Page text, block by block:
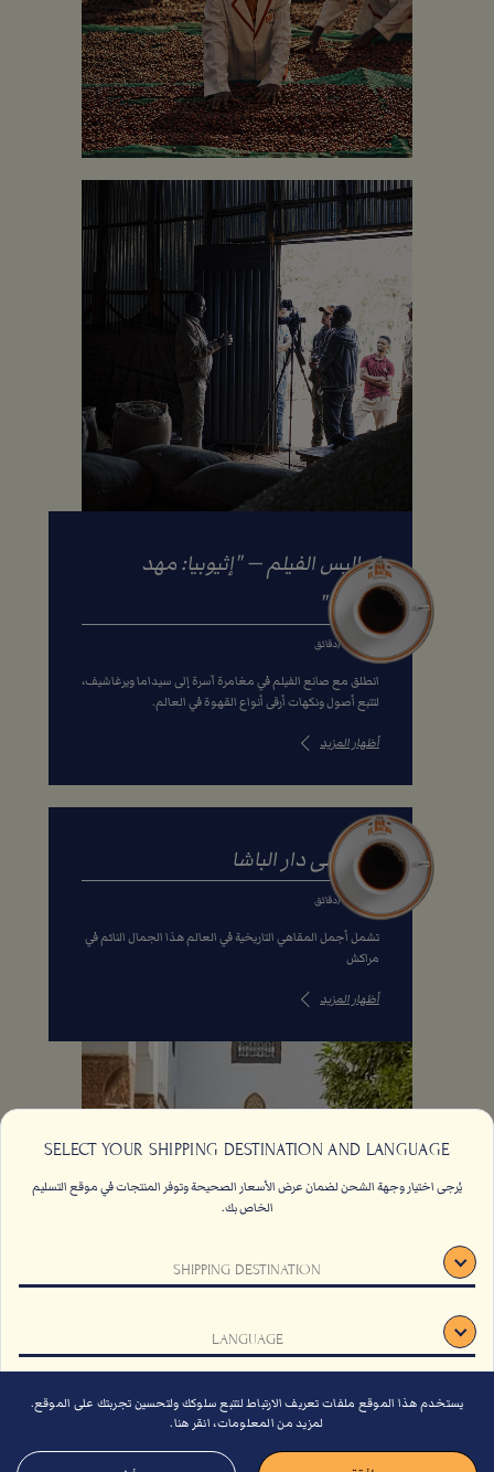
SELECT YOUR SHIPPING DESTINATION AND LANGUAGE
يُرجى اختيار وجهة الشحن لضمان عرض الأسعار الصحيحة وتوفر المنتجات في موقع التسليم
الخاص بك.
SHIPPING DESTINATION
LANGUAGE
تأكيد
كواليس الفيلم — "إثيوبيا: مهد
القهوة"
انطلق مع صانع الفيلم في مغامرة آسرة إلى سيداما ويرغاشيف،
لتتبع أصول ونكهات أرقى أنواع القهوة في العالم.
أظهار المزيد
سافر إلى دار الباشا
تشمل أجمل المقاهي التاريخية في العالم هذا الجمال النائم في
مراكش
أظهار المزيد
يستخدم هذا الموقع ملفات تعريف الارتباط لتتبع سلوكك ولتحسين تجربتك على الموقع.
لمزيد من المعلومات، انقر هنا.
اتصل بنا
الاسئلة الشائعة
الاستدامة
اشتراك
دليل الهدايا لعام 2026